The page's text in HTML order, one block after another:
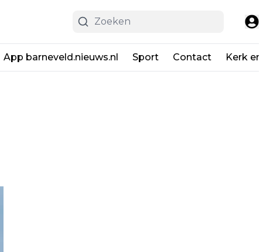
App barneveld.nieuws.nl Sport Contact Kerk